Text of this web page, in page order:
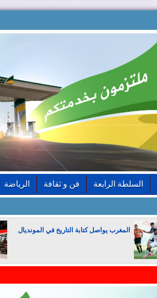
السلطة الرابعة فن و ثقافة الرياضة
المغرب يواصل كتابة التاريخ في المونديال